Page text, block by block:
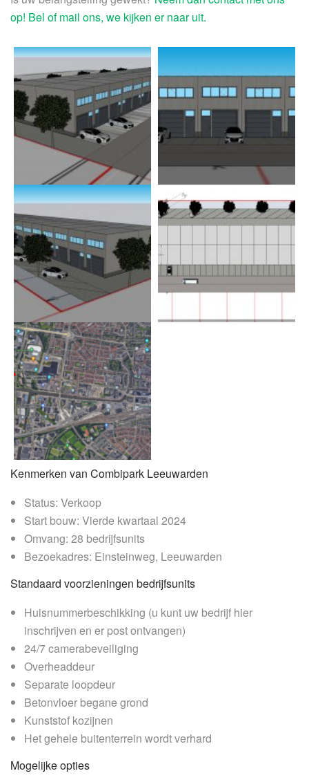
op! Bel of mail ons, we kijken er naar uit.
Kenmerken van Combipark Leeuwarden
Status: Verkoop
Start bouw: Vierde kwartaal 2024
Omvang: 28 bedrijfsunits
Bezoekadres: Einsteinweg, Leeuwarden
Standaard voorzieningen bedrijfsunits
Huisnummerbeschikking (u kunt uw bedrijf hier
inschrijven en er post ontvangen)
24/7 camerabeveiliging
Overheaddeur
Separate loopdeur
Betonvloer begane grond
Kunststof kozijnen
Het gehele buitenterrein wordt verhard
Mogelijke opties